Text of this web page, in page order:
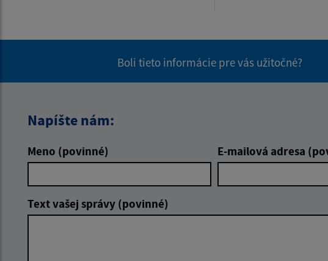
Boli tieto informácie pre vás užitočné?
Napíšte nám:
Meno (povinné) E-mailová adresa
Text vašej správy (povinné)